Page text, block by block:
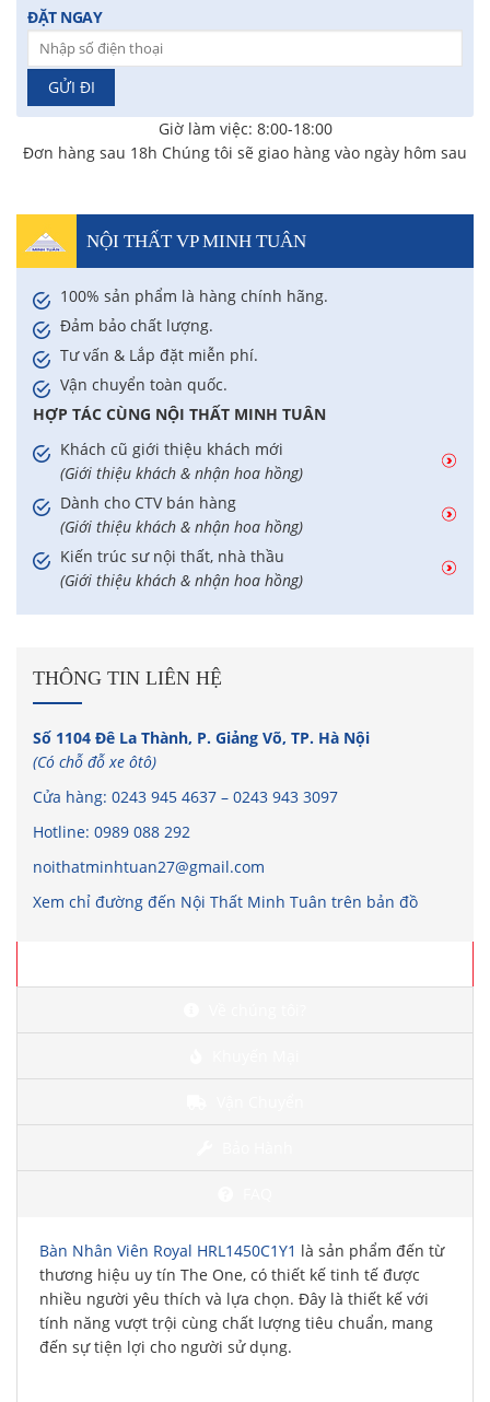
ĐẶT NGAY
Giờ làm việc: 8:00-18:00
Đơn hàng sau 18h Chúng tôi sẽ giao hàng vào ngày hôm sau
NỘI THẤT VP MINH TUÂN
100% sản phẩm là hàng chính hãng.
Đảm bảo chất lượng.
Tư vấn & Lắp đặt miễn phí.
Vận chuyển toàn quốc.
HỢP TÁC CÙNG NỘI THẤT MINH TUÂN
Khách cũ giới thiệu khách mới
(Giới thiệu khách & nhận hoa hồng)
Dành cho CTV bán hàng
(Giới thiệu khách & nhận hoa hồng)
Kiến trúc sư nội thất, nhà thầu
(Giới thiệu khách & nhận hoa hồng)
THÔNG TIN LIÊN HỆ
Số 1104 Đê La Thành, P. Giảng Võ, TP. Hà Nội
(Có chỗ đỗ xe ôtô)
Cửa hàng: 0243 945 4637 – 0243 943 3097
Hotline: 0989 088 292
noithatminhtuan27@gmail.com
Xem chỉ đường đến Nội Thất Minh Tuân trên bản đồ
Bàn Nhân Viên Royal HRL1450C1Y1 là sản phẩm đến từ
thương hiệu uy tín The One, có thiết kế tinh tế được
nhiều người yêu thích và lựa chọn. Đây là thiết kế với
tính năng vượt trội cùng chất lượng tiêu chuẩn, mang
đến sự tiện lợi cho người sử dụng.